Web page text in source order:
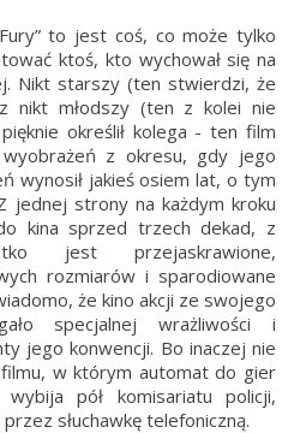
to jest coś, co może tylko
ktoś, kto wychował się na
Nikt starszy (ten stwierdzi, że
nikt młodszy (ten z kolei nie
określił kolega - ten film
z okresu, gdy jego
wynosił jakieś osiem lat, o tym
jednej strony na każdym kroku
kina sprzed trzech dekad, z
jest przejaskrawione,
rozmiarów i sparodiowane
że kino akcji ze swojego
specjalnej wrażliwości i
jego konwencji. Bo inaczej nie
w którym automat do gier
pół komisariatu policji,
słuchawkę telefoniczną.